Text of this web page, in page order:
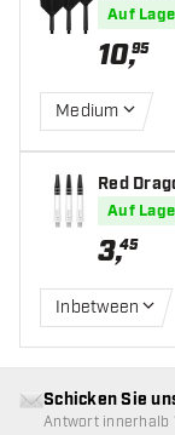
Auf
10,95
Medium
Red
afts
Auf
3,45
Inbetween
Schicken Sie
Antwort innerhalb